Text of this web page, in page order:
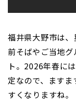
福井県大野市は
前そばやご当地
ト。2026年春に
定なので、ます
すくなりますね。